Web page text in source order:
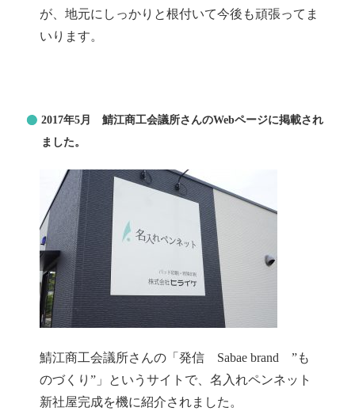
が、地元にしっかりと根付いて今後も頑張ってま
いります。
2017年5月 鯖江商工会議所さんのWebページに掲載され
ました。
鯖江商工会議所さんの「発信 Sabae brand ”も
のづくり”」というサイトで、名入れペンネット
新社屋完成を機に紹介されました。